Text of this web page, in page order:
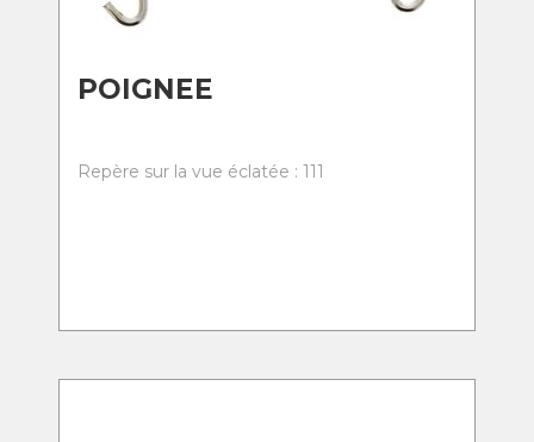
POIGNEE
Repère sur la vue éclatée : 111